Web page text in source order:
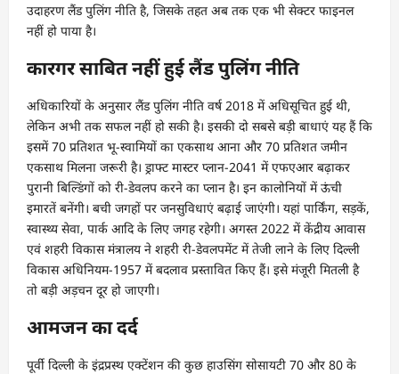
उदाहरण लैंड पुलिंग नीति है, जिसके तहत अब तक एक भी सेक्टर फाइनल
नहीं हो पाया है।
कारगर साबित नहीं हुई लैंड पुलिंग नीति
अधिकारियों के अनुसार लैंड पुलिंग नीति वर्ष 2018 में अधिसूचित हुई थी,
लेकिन अभी तक सफल नहीं हो सकी है। इसकी दो सबसे बड़ी बाधाएं यह हैं कि
इसमें 70 प्रतिशत भू-स्वामियों का एकसाथ आना और 70 प्रतिशत जमीन
एकसाथ मिलना जरूरी है। ड्राफ्ट मास्टर प्लान-2041 में एफएआर बढ़ाकर
पुरानी बिल्डिंगों को री-डेवलप करने का प्लान है। इन कालोनियों में ऊंची
इमारतें बनेंगी। बची जगहों पर जनसुविधाएं बढ़ाई जाएंगी। यहां पार्किंग, सड़कें,
स्वास्थ्य सेवा, पार्क आदि के लिए जगह रहेगी। अगस्त 2022 में केंद्रीय आवास
एवं शहरी विकास मंत्रालय ने शहरी री-डेवलपमेंट में तेजी लाने के लिए दिल्ली
विकास अधिनियम-1957 में बदलाव प्रस्तावित किए हैं। इसे मंजूरी मितली है
तो बड़ी अड़चन दूर हो जाएगी।
आमजन का दर्द
पूर्वी दिल्ली के इंद्रप्रस्थ एक्टेंशन की कुछ हाउसिंग सोसायटी 70 और 80 के